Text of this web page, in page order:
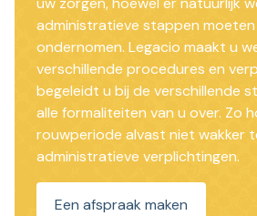
administratieve stappen
ondernomen. Legacio maakt u
verschillende procedures en
begeleidt u bij de verschillende
alle formaliteiten van u over. Zo
rouwperiode alvast niet wakker
administratieve verplichtingen.
Een afspraak maken